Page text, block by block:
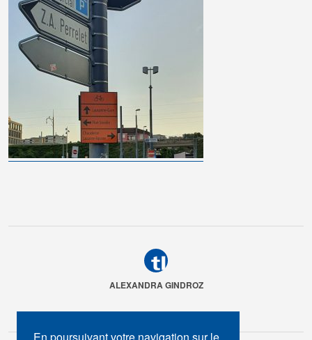
ALEXANDRA GINDROZ
En poursuivant votre navigation sur le